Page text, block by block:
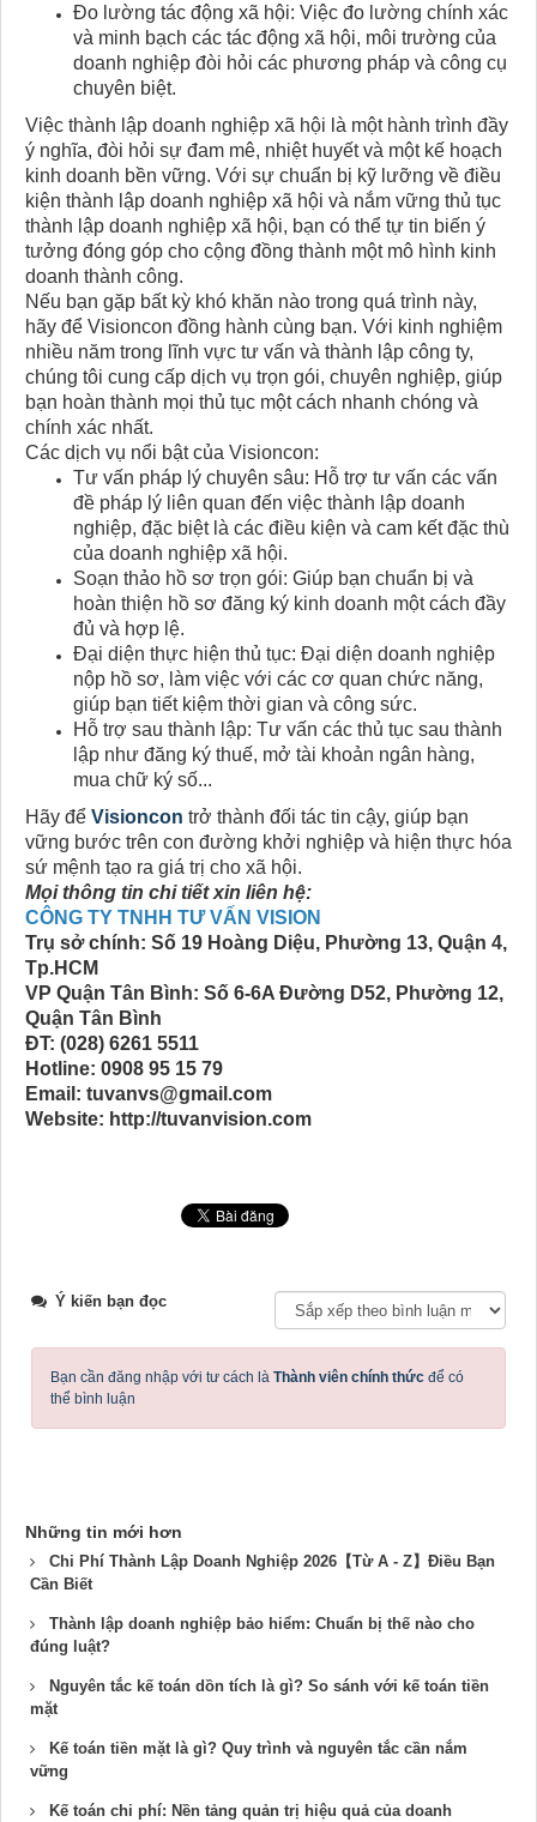
Đo lường tác động xã hội: Việc đo lường chính xác
và minh bạch các tác động xã hội, môi trường của
doanh nghiệp đòi hỏi các phương pháp và công cụ
chuyên biệt.
Việc thành lập doanh nghiệp xã hội là một hành trình đầy
ý nghĩa, đòi hỏi sự đam mê, nhiệt huyết và một kế hoạch
kinh doanh bền vững. Với sự chuẩn bị kỹ lưỡng về điều
kiện thành lập doanh nghiệp xã hội và nắm vững thủ tục
thành lập doanh nghiệp xã hội, bạn có thể tự tin biến ý
tưởng đóng góp cho cộng đồng thành một mô hình kinh
doanh thành công.
Nếu bạn gặp bất kỳ khó khăn nào trong quá trình này,
hãy để Visioncon đồng hành cùng bạn. Với kinh nghiệm
nhiều năm trong lĩnh vực tư vấn và thành lập công ty,
chúng tôi cung cấp dịch vụ trọn gói, chuyên nghiệp, giúp
bạn hoàn thành mọi thủ tục một cách nhanh chóng và
chính xác nhất.
Các dịch vụ nổi bật của Visioncon:
Tư vấn pháp lý chuyên sâu: Hỗ trợ tư vấn các vấn
đề pháp lý liên quan đến việc thành lập doanh
nghiệp, đặc biệt là các điều kiện và cam kết đặc thù
của doanh nghiệp xã hội.
Soạn thảo hồ sơ trọn gói: Giúp bạn chuẩn bị và
hoàn thiện hồ sơ đăng ký kinh doanh một cách đầy
đủ và hợp lệ.
Đại diện thực hiện thủ tục: Đại diện doanh nghiệp
nộp hồ sơ, làm việc với các cơ quan chức năng,
giúp bạn tiết kiệm thời gian và công sức.
Hỗ trợ sau thành lập: Tư vấn các thủ tục sau thành
lập như đăng ký thuế, mở tài khoản ngân hàng,
mua chữ ký số...
Hãy để Visioncon trở thành đối tác tin cậy, giúp bạn
vững bước trên con đường khởi nghiệp và hiện thực hóa
sứ mệnh tạo ra giá trị cho xã hội.
Mọi thông tin chi tiết xin liên hệ:
CÔNG TY TNHH TƯ VẤN VISION
Trụ sở chính: Số 19 Hoàng Diệu, Phường 13, Quận 4,
Tp.HCM
VP Quận Tân Bình: Số 6-6A Đường D52, Phường 12,
Quận Tân Bình
ĐT: (028) 6261 5511
Hotline: 0908 95 15 79
Email: tuvanvs@gmail.com
Website: http://tuvanvision.com
Ý kiến bạn đọc
Bạn cần đăng nhập với tư cách là Thành viên chính thức để có
thể bình luận
Những tin mới hơn
Chi Phí Thành Lập Doanh Nghiệp 2026【Từ A - Z】Điều Bạn
Cần Biết
Thành lập doanh nghiệp bảo hiểm: Chuẩn bị thế nào cho
đúng luật?
Nguyên tắc kế toán dồn tích là gì? So sánh với kế toán tiền
mặt
Kế toán tiền mặt là gì? Quy trình và nguyên tắc cần nắm
vững
Kế toán chi phí: Nền tảng quản trị hiệu quả của doanh